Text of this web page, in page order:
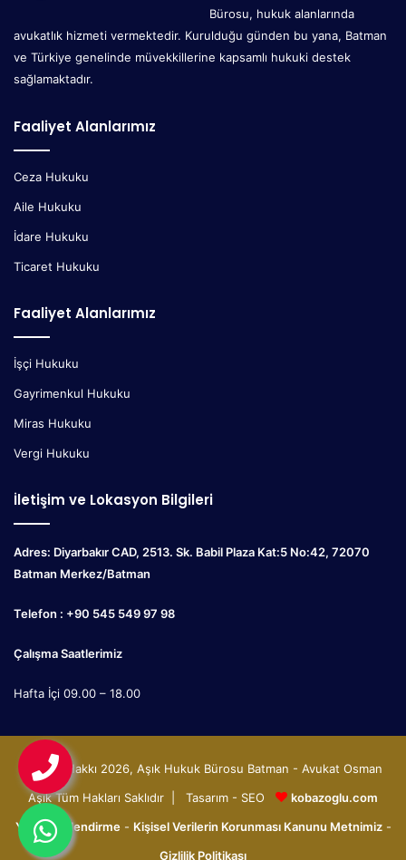
Bürosu, hukuk alanlarında
avukatlık hizmeti vermektedir. Kurulduğu günden bu yana, Batman
ve Türkiye genelinde müvekkillerine kapsamlı hukuki destek
sağlamaktadır.
Faaliyet Alanlarımız
Ceza Hukuku
Aile Hukuku
İdare Hukuku
Ticaret Hukuku
Faaliyet Alanlarımız
İşçi Hukuku
Gayrimenkul Hukuku
Miras Hukuku
Vergi Hukuku
İletişim ve Lokasyon Bilgileri
Adres: Diyarbakır CAD, 2513. Sk. Babil Plaza Kat:5 No:42, 72070
Batman Merkez/Batman
Telefon : +90 545 549 97 98
Çalışma Saatlerimiz
Hafta İçi 09.00 – 18.00
© Telif Hakkı 2026, Aşık Hukuk Bürosu Batman - Avukat Osman
Aşık Tüm Hakları Saklıdır | Tasarım - SEO
kobazoglu.com
Yasal Bilgilendirme- Kişisel Verilerin Korunması Kanunu Metnimiz-
Gizlilik Politikası